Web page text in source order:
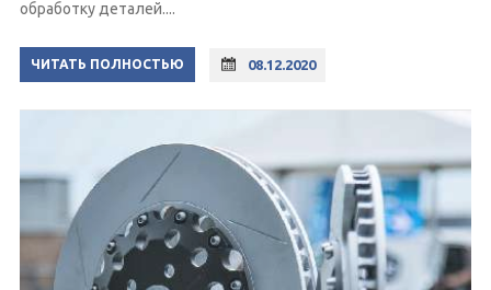
обработку деталей....
ЧИТАТЬ ПОЛНОСТЬЮ 08.12.2020